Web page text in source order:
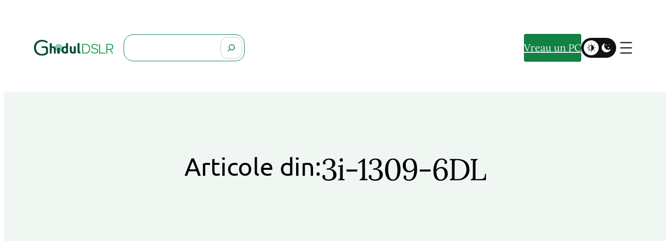
Search Vreau un PC
Articole din:3i-1309-6DL